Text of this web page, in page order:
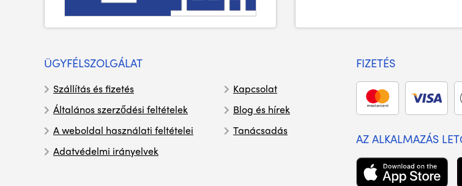
ÜGYFÉLSZOLGÁLAT
Szállítás és fizetés
Általános szerződési feltételek
A weboldal használati feltételei
Adatvédelmi irányelvek
Kapcsolat
Blog és hírek
Tanácsadás
FIZETÉS
AZ ALKALMAZÁS